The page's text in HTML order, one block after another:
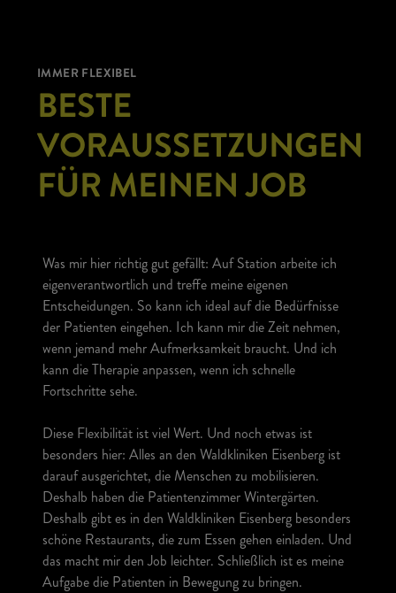
IMMER FLEXIBEL
BESTE
VORAUSSETZUNGEN
FÜR MEINEN JOB
Was mir hier richtig gut gefällt: Auf Station arbeite ich
eigenverantwortlich und treffe meine eigenen
Entscheidungen. So kann ich ideal auf die Bedürfnisse
der Patienten eingehen. Ich kann mir die Zeit nehmen,
wenn jemand mehr Aufmerksamkeit braucht. Und ich
kann die Therapie anpassen, wenn ich schnelle
Fortschritte sehe.
Diese Flexibilität ist viel Wert. Und noch etwas ist
besonders hier: Alles an den Waldkliniken Eisenberg ist
darauf ausgerichtet, die Menschen zu mobilisieren.
Deshalb haben die Patientenzimmer Wintergärten.
Deshalb gibt es in den Waldkliniken Eisenberg besonders
schöne Restaurants, die zum Essen gehen einladen. Und
das macht mir den Job leichter. Schließlich ist es meine
Aufgabe die Patienten in Bewegung zu bringen.